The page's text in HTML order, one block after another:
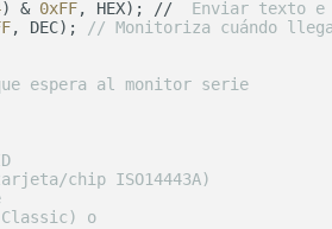
) & 0xFF, HEX); // Enviar texto e
, DEC);
// Monitoriza cuándo
espera al monitor serie
chip ISO14443A)
o